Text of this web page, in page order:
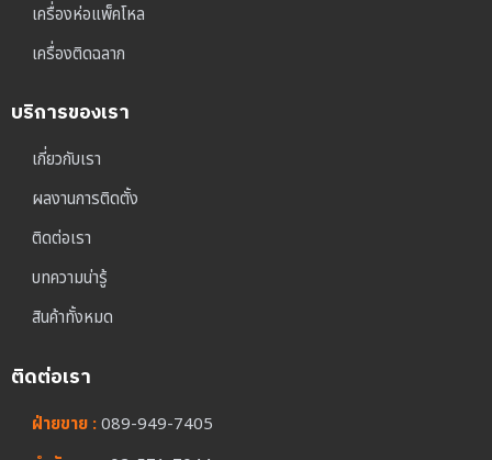
เครื่องห่อแพ็คโหล
เครื่องติดฉลาก
บริการของเรา
เกี่ยวกับเรา
ผลงานการติดตั้ง
ติดต่อเรา
บทความน่ารู้
สินค้าทั้งหมด
ติดต่อเรา
ฝ่ายขาย :089-949-7405